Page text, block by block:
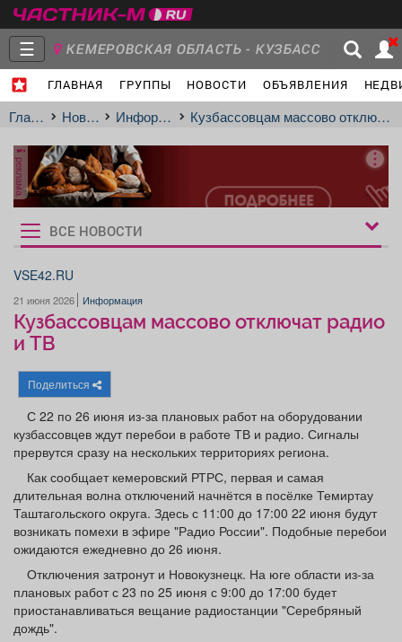
☰ КЕМЕРОВСКАЯ ОБЛАСТЬ - КУЗБАСС
ГЛАВНАЯ ГРУППЫ НОВОСТИ ОБЪЯВЛЕНИЯ
Главная
Группы
Объявления Недвижимость Услуги
Работа
Афиша Обучение Проекты
Товары Поздравления Погода
ТВ программа Я - пенсионер
Главная Новости Информация Кузбассовцам массово отключат радио и ТВ
реклама
Рукбрики
новостей
ВСЕ НОВОСТИ
VSE42.RU
21 июня 2026 Информация
Кузбассовцам массово отключат радио
и ТВ
Поделиться
С 22 по 26 июня из-за плановых работ на оборудовании
кузбассовцев ждут перебои в работе ТВ и радио. Сигналы
прервутся сразу на нескольких территориях региона.
Как сообщает кемеровский РТРС, первая и самая
длительная волна отключений начнётся в посёлке Темиртау
Таштагольского округа. Здесь с 11:00 до 17:00 22 июня будут
возникать помехи в эфире "Радио России". Подобные перебои
ожидаются ежедневно до 26 июня.
Отключения затронут и Новокузнецк. На юге области из-за
плановых работ с 23 по 25 июня с 9:00 до 17:00 будет
приостанавливаться вещание радиостанции "Серебряный
дождь".